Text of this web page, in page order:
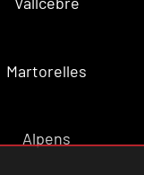
Martorelles
Alpens